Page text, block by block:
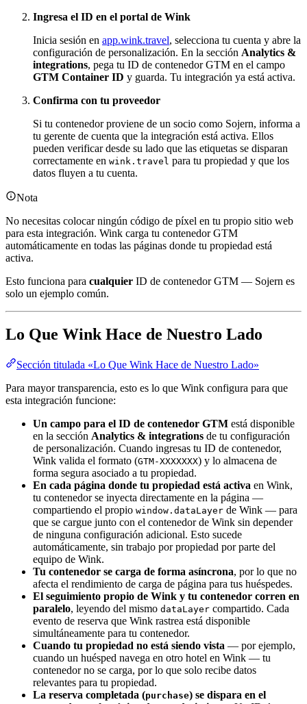
Ingresa el ID en el portal de Wink
Inicia sesión en app.wink.travel, selecciona tu cuenta y abre la
configuración de personalización. En la sección Analytics &
integrations, pega tu ID de contenedor GTM en el campo
GTM Container ID y guarda. Tu integración ya está activa.
Confirma con tu proveedor
Si tu contenedor proviene de un socio como Sojern, informa a
tu gerente de cuenta que la integración está activa. Ellos
pueden verificar desde su lado que las etiquetas se disparan
correctamente en wink.travel para tu propiedad y que los
datos fluyen a tu cuenta.
Nota
No necesitas colocar ningún código de píxel en tu propio sitio web
para esta integración. Wink carga tu contenedor GTM
automáticamente en todas las páginas donde tu propiedad está
activa.
Esto funciona para cualquier ID de contenedor GTM — Sojern es
solo un ejemplo común.
Lo Que Wink Hace de Nuestro Lado
Sección titulada «Lo Que Wink Hace de Nuestro Lado»
Para mayor transparencia, esto es lo que Wink configura para que
esta integración funcione:
Un campo para el ID de contenedor GTM está disponible
en la sección Analytics & integrations de tu configuración
de personalización. Cuando ingresas tu ID de contenedor,
Wink valida el formato (GTM-XXXXXXX) y lo almacena de
forma segura asociado a tu propiedad.
En cada página donde tu propiedad está activa en Wink,
tu contenedor se inyecta directamente en la página —
compartiendo el propio window.dataLayer de Wink — para
que se cargue junto con el contenedor de Wink sin depender
de ninguna configuración adicional. Esto sucede
automáticamente, sin trabajo por propiedad por parte del
equipo de Wink.
Tu contenedor se carga de forma asíncrona, por lo que no
afecta el rendimiento de carga de página para tus huéspedes.
El seguimiento propio de Wink y tu contenedor corren en
paralelo, leyendo del mismo dataLayer compartido. Cada
evento de reserva que Wink rastrea está disponible
simultáneamente para tu contenedor.
Cuando tu propiedad no está siendo vista — por ejemplo,
cuando un huésped navega en otro hotel en Wink — tu
contenedor no se carga, por lo que solo recibe datos
relevantes para tu propiedad.
La reserva completada (purchase) se dispara en el